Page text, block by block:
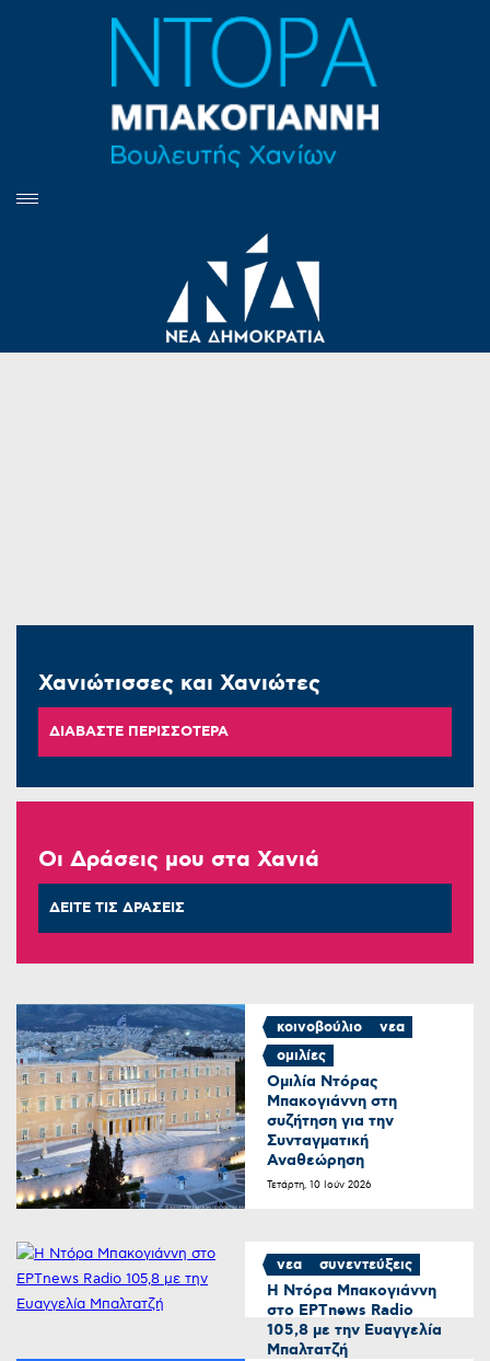
Χανιώτισσες και Χανιώτες
ΔΙΑΒΑΣΤΕ ΠΕΡΙΣΣΟΤΕΡΑ
Οι Δράσεις μου στα Χανιά
ΔΕΙΤΕ ΤΙΣ ΔΡΑΣΕΙΣ
κοινοβούλιο
νεα
ομιλίες
Oμιλία Ντόρας
Μπακογιάννη στη
συζήτηση για την
Συνταγματική
Αναθεώρηση
Τετάρτη, 10 Ιούν 2026
νεα συνεντεύξεις
Η Ντόρα Μπακογιάννη
στο ΕΡΤnews Radio
105,8 με την Ευαγγελία
Μπαλτατζή